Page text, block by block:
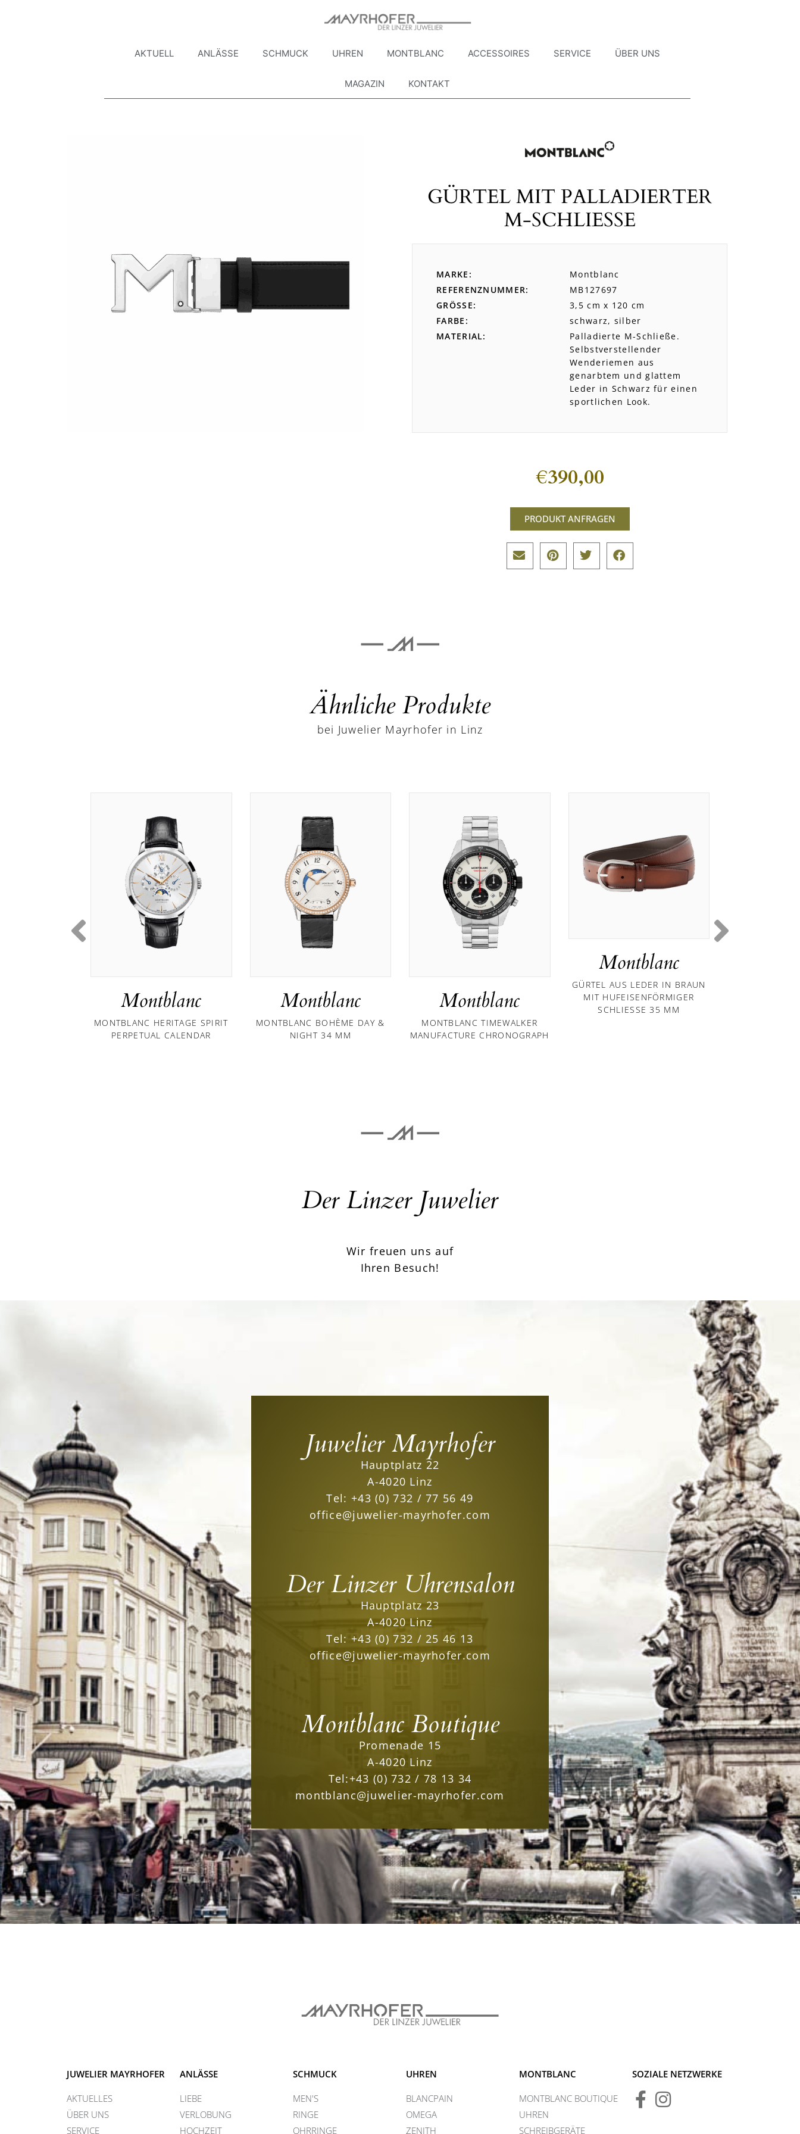
AKTUELL ANLÄSSE SCHMUCK UHREN MONTBLANC ACCESSOIRES SERVICE ÜBER UNS
MAGAZIN KONTAKT
GÜRTEL MIT PALLADIERTER
M-SCHLIESSE
MARKE
Montblanc
REFERENZNUMMER
MB127697
GRÖSSE
3,5 cm x 120 cm
FARBE
schwarz, silber
MATERIAL
Palladierte M-Schließe.
Selbstverstellender
Wenderiemen aus
genarbtem und glattem
Leder in Schwarz für einen
sportlichen Look.
€390,00
PRODUKT ANFRAGEN
Ähnliche Produkte
bei Juwelier Mayrhofer in Linz
Montblanc
MONTBLANC HERITAGE SPIRIT
PERPETUAL CALENDAR
Montblanc
MONTBLANC BOHÈME DAY &
NIGHT 34 MM
Montblanc
MONTBLANC TIMEWALKER
MANUFACTURE CHRONOGRAPH
Montblanc
GÜRTEL AUS LEDER IN BRAUN
MIT HUFEISENFÖRMIGER
SCHLIESSE 35 MM
Der Linzer Juwelier
Wir freuen uns auf
Ihren Besuch!
Juwelier Mayrhofer
Hauptplatz 22
A-4020 Linz
Tel: +43 (0) 732 / 77 56 49
office@juwelier-mayrhofer.com
Der Linzer Uhrensalon
Hauptplatz 23
A-4020 Linz
Tel: +43 (0) 732 / 25 46 13
office@juwelier-mayrhofer.com
Montblanc Boutique
Promenade 15
A-4020 Linz
Tel:+43 (0) 732 / 78 13 34
montblanc@juwelier-mayrhofer.com
JUWELIER MAYRHOFER
AKTUELLES
ÜBER UNS
SERVICE
ANLÄSSE
LIEBE
VERLOBUNG
HOCHZEIT
SCHMUCK
MEN'S
RINGE
OHRRINGE
UHREN
BLANCPAIN
OMEGA
ZENITH
MONTBLANC
MONTBLANC BOUTIQUE
UHREN
SCHREIBGERÄTE
SOZIALE NETZWERKE